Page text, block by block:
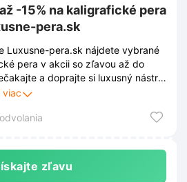
-15% na kaligrafické pera
pera.sk
Luxusne-pera.sk nájdete vybrané
pera v akcii so zľavou až do
a doprajte si luxusný nástroj
diela za skvelú cenu.
viac
zľavu